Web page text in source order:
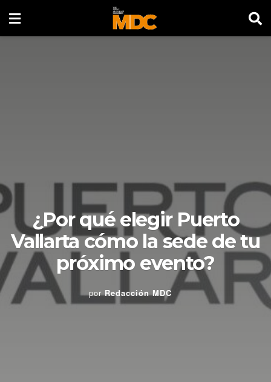
¿Por qué elegir Puerto
Vallarta cómo la sede de tu
próximo evento?
por Redacción MDC